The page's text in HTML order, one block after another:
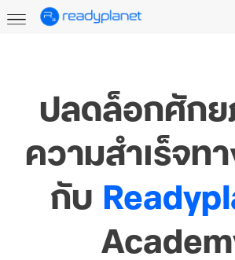
ปลดล็อกศัก
ความสำเร็จท
กับ